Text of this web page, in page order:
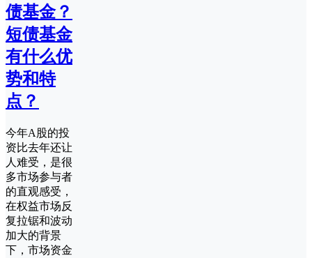
债基金？
短债基金
有什么优
势和特
点？
今年A股的投
资比去年还让
人难受，是很
多市场参与者
的直观感受，
在权益市场反
复拉锯和波动
加大的背景
下，市场资金